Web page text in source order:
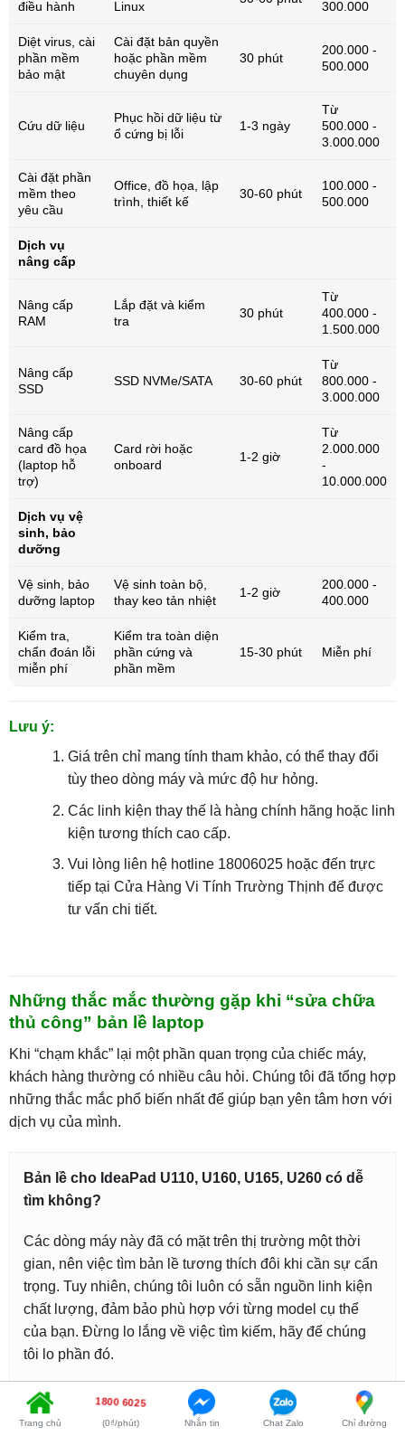
điều hành
Linux
300.000
Diệt virus, cài
phần mềm
bảo mật
Cài đặt bản quyền
hoặc phần mềm
chuyên dụng
30 phút
200.000 -
500.000
Cứu dữ liệu
Phục hồi dữ liệu từ
ổ cứng bị lỗi
1-3 ngày
Từ
500.000 -
3.000.000
Cài đặt phần
mềm theo
yêu cầu
Office, đồ họa, lập
trình, thiết kế
30-60 phút
100.000 -
500.000
Dịch vụ
nâng cấp
Nâng cấp
RAM
Lắp đặt và kiểm
tra
30 phút
Từ
400.000 -
1.500.000
Nâng cấp
SSD
SSD NVMe/SATA 30-60 phút
Từ
800.000 -
3.000.000
Nâng cấp
card đồ họa
(laptop hỗ
trợ)
Card rời hoặc
onboard
1-2 giờ
Từ
2.000.000
-
10.000.000
Dịch vụ vệ
sinh, bảo
dưỡng
Vệ sinh, bảo
dưỡng laptop
Vệ sinh toàn bộ,
thay keo tản nhiệt
1-2 giờ
200.000 -
400.000
Kiểm tra,
chẩn đoán lỗi
miễn phí
Kiểm tra toàn diện
phần cứng và
phần mềm
15-30 phút Miễn phí
Lưu ý:
Giá trên chỉ mang tính tham khảo, có thể thay đổi
tùy theo dòng máy và mức độ hư hỏng.
Các linh kiện thay thế là hàng chính hãng hoặc linh
kiện tương thích cao cấp.
Vui lòng liên hệ hotline 18006025 hoặc đến trực
tiếp tại Cửa Hàng Vi Tính Trường Thịnh để được
tư vấn chi tiết.
Những thắc mắc thường gặp khi “sửa chữa
thủ công” bản lề laptop
Khi “chạm khắc” lại một phần quan trọng của chiếc máy,
khách hàng thường có nhiều câu hỏi. Chúng tôi đã tổng hợp
những thắc mắc phổ biến nhất để giúp bạn yên tâm hơn với
dịch vụ của mình.
Bản lề cho IdeaPad U110, U160, U165, U260 có dễ
tìm không?
Các dòng máy này đã có mặt trên thị trường một thời
gian, nên việc tìm bản lề tương thích đôi khi cần sự cẩn
trọng. Tuy nhiên, chúng tôi luôn có sẵn nguồn linh kiện
chất lượng, đảm bảo phù hợp với từng model cụ thể
của bạn. Đừng lo lắng về việc tìm kiếm, hãy để chúng
tôi lo phần đó.
Trang chủ
1800 6025
(0₫/phút) Nhắn tin Chat Zalo Chỉ đường